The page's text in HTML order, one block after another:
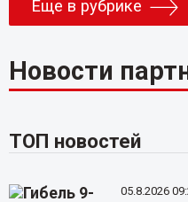
Еще в рубрике
Новости
ТОП новостей
05.8.2026